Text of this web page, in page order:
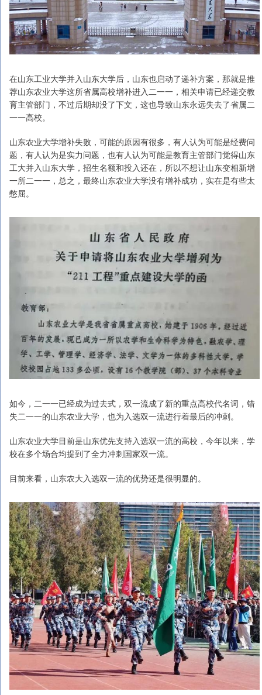
在山东工业大学并入山东大学后，山东也启动了递补方案，那就是推
荐山东农业大学这所省属高校增补进入二一一，相关申请已经递交教
育主管部门，不过后期却没了下文，这也导致山东永远失去了省属二
一一高校。
山东农业大学增补失败，可能的原因有很多，有人认为可能是经费问
题，有人认为是实力问题，也有人认为可能是教育主管部门觉得山东
工大并入山东大学，招生名额和投入还在，所以不想让山东变相新增
一所二一一，总之，最终山东农业大学没有增补成功，实在是有些太
憋屈。
如今，二一一已经成为过去式，双一流成了新的重点高校代名词，错
失二一一的山东农业大学，也为入选双一流进行着最后的冲刺。
山东农业大学目前是山东优先支持入选双一流的高校，今年以来，学
校在多个场合均提到了全力冲刺国家双一流。
目前来看，山东农大入选双一流的优势还是很明显的。